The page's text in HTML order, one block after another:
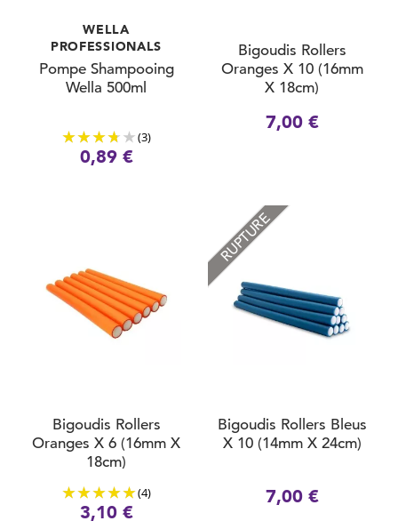
WELLA
PROFESSIONALS
Pompe Shampooing
Wella 500ml
(3)
0,89 €
Bigoudis Rollers
Oranges X 10 (16mm
X 18cm)
7,00 €
Bigoudis Rollers
Oranges X 6 (16mm X
18cm)
(4)
3,10 €
RUPTURE
Bigoudis Rollers Bleus
X 10 (14mm X 24cm)
7,00 €